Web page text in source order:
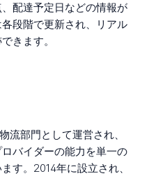
配達予定日などの情報が
段階で更新され、リアル
きます。
流部門として運営され、
バイダーの能力を単一の
す。2014年に設立され、